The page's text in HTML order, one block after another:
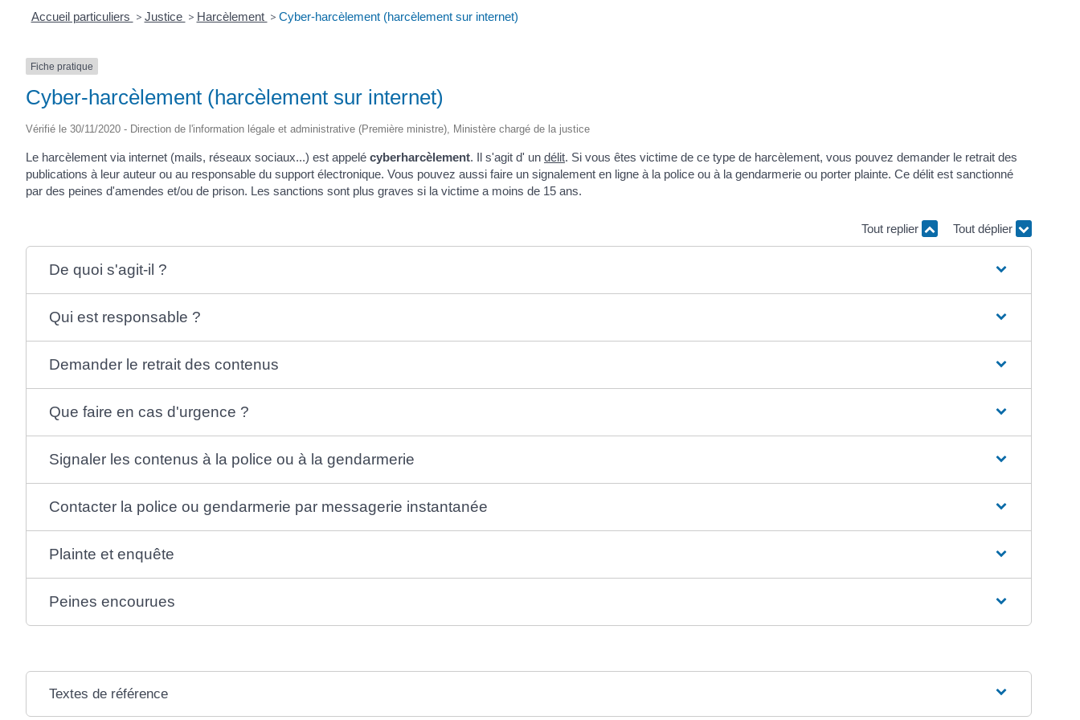
Accueil particuliers > Justice > Harcèlement > Cyber-harcèlement (harcèlement sur internet)
Fiche pratique
Cyber-harcèlement (harcèlement sur internet)
Vérifié le 30/11/2020 - Direction de l'information légale et administrative (Première ministre), Ministère chargé de la justice
Le harcèlement via internet (mails, réseaux sociaux...) est appelé cyberharcèlement. Il s'agit d' un délit. Si vous êtes victime de ce type de harcèlement, vous pouvez demander le retrait des
publications à leur auteur ou au responsable du support électronique. Vous pouvez aussi faire un signalement en ligne à la police ou à la gendarmerie ou porter plainte. Ce délit est sanctionné
par des peines d'amendes et/ou de prison. Les sanctions sont plus graves si la victime a moins de 15 ans.
Tout replier Tout déplier
De quoi s'agit-il ?
Qui est responsable ?
Demander le retrait des contenus
Que faire en cas d'urgence ?
Signaler les contenus à la police ou à la gendarmerie
Contacter la police ou gendarmerie par messagerie instantanée
Plainte et enquête
Peines encourues
Textes de référence